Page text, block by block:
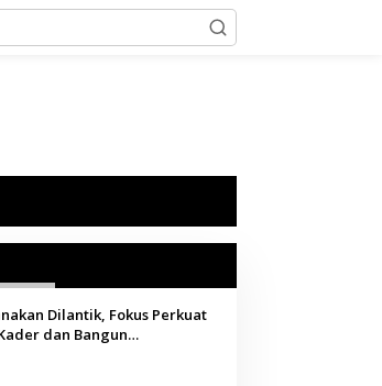
Dilantik, Fokus Perkuat
dan Bangun
Ekonomi